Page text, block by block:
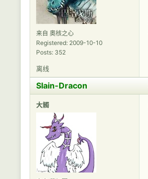
来自 奧核之心
Registered: 2009-10-10
Posts: 352
离线
Slain-Dracon
大觸